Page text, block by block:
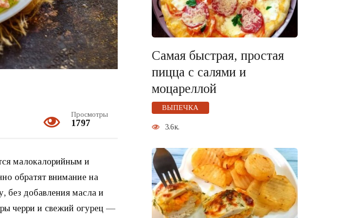
Просмотры
1797
малокалорийным и
обратят внимание на
без добавления масла и
черри и свежий огурец —
Самая быстрая, простая
пицца с салями и
моцареллой
ВЫПЕЧКА
3.6к.